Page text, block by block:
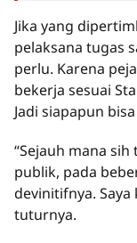
Jika yang
pelaksana tugas
perlu. Karena
bekerja sesuai
Jadi siapapun
“Sejauh mana
publik, pada
devinitifnya.
tuturnya.